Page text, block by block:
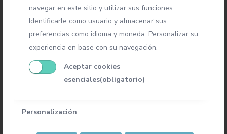
navegar en este sitio y utilizar sus funciones.
Identificarle como usuario y almacenar sus
preferencias como idioma y moneda. Personalizar su
experiencia en base con su navegación.
Aceptar cookies
esenciales(obligatorio)
Personalización
Mantenimiento en Transmesa